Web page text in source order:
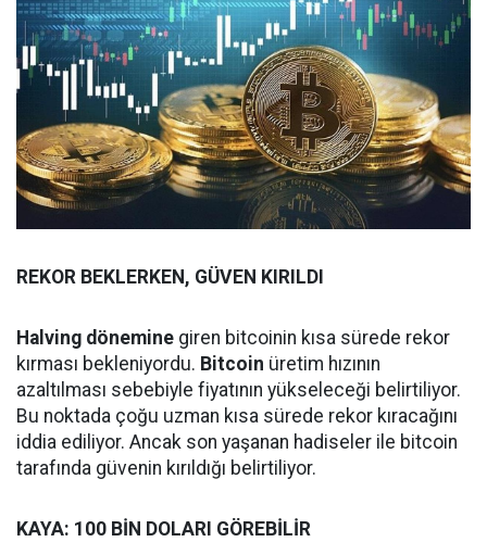
REKOR BEKLERKEN, GÜVEN KIRILDI
Halving dönemine giren bitcoinin kısa sürede rekor
kırması bekleniyordu. Bitcoin üretim hızının
azaltılması sebebiyle fiyatının yükseleceği belirtiliyor.
Bu noktada çoğu uzman kısa sürede rekor kıracağını
iddia ediliyor. Ancak son yaşanan hadiseler ile bitcoin
tarafında güvenin kırıldığı belirtiliyor.
KAYA: 100 BİN DOLARI GÖREBİLİR